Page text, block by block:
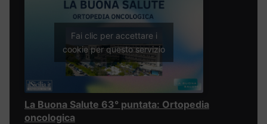
Fai clic per accettare i
cookie per questo servizio
La Buona Salute 63° puntata: Ortopedia
oncologica